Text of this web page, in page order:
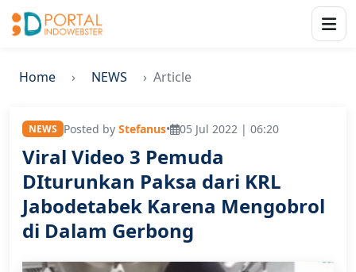
Home NEWS Article
NEWS Posted by Stefanus• 05 Jul 2022 | 06:20
Viral Video 3 Pemuda
DIturunkan Paksa dari KRL
Jabodetabek Karena Mengobrol
di Dalam Gerbong